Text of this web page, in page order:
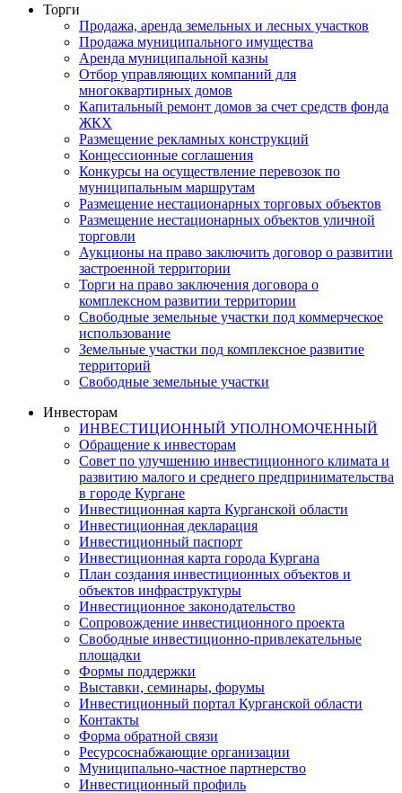
Торги
Продажа, аренда земельных и лесных участков
Продажа муниципального имущества
Аренда муниципальной казны
Отбор управляющих компаний для
многоквартирных домов
Капитальный ремонт домов за счет средств фонда
ЖКХ
Размещение рекламных конструкций
Концессионные соглашения
Конкурсы на осуществление перевозок по
муниципальным маршрутам
Размещение нестационарных торговых объектов
Размещение нестационарных объектов уличной
торговли
Аукционы на право заключить договор о развитии
застроенной территории
Торги на право заключения договора о
комплексном развитии территории
Свободные земельные участки под коммерческое
использование
Земельные участки под комплексное развитие
территорий
Свободные земельные участки
Инвесторам
ИНВЕСТИЦИОННЫЙ УПОЛНОМОЧЕННЫЙ
Обращение к инвесторам
Совет по улучшению инвестиционного климата и
развитию малого и среднего предпринимательства
в городе Кургане
Инвестиционная карта Курганской области
Инвестиционная декларация
Инвестиционный паспорт
Инвестиционная карта города Кургана
План создания инвестиционных объектов и
объектов инфраструктуры
Инвестиционное законодательство
Сопровождение инвестиционного проекта
Свободные инвестиционно-привлекательные
площадки
Формы поддержки
Выставки, семинары, форумы
Инвестиционный портал Курганской области
Контакты
Форма обратной связи
Ресурсоснабжающие организации
Муниципально-частное партнерство
Инвестиционный профиль